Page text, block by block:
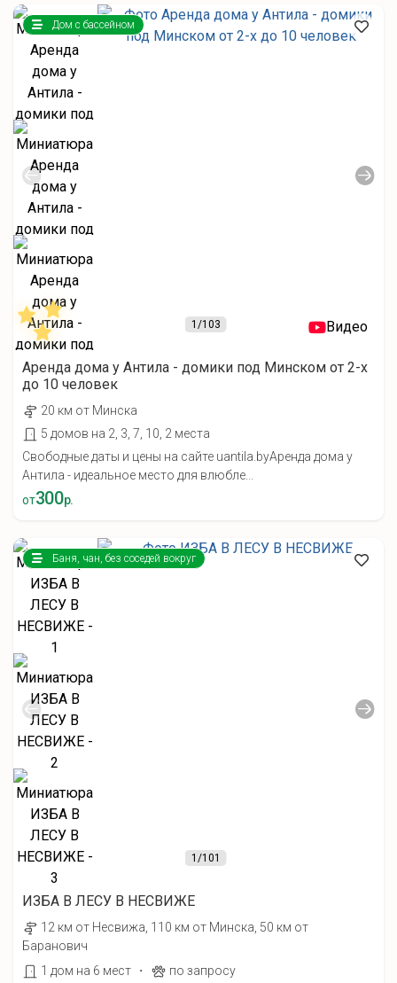
1 /103
Дом с бассейном
Видео
Аренда дома у Антила - домики под Минском от 2-х
до 10 человек
20 км от Минска
5 домов на 2, 3, 7, 10, 2 места
Свободные даты и цены на сайте uantila.byАренда дома у
Антила - идеальное место для влюбле...
от300р.
1 /101
Баня, чан, без соседей вокруг
ИЗБА В ЛЕСУ В НЕСВИЖЕ
12 км от Несвижа, 110 км от Минска, 50 км от
Баранович
1 дом на 6 мест
·
по запросу